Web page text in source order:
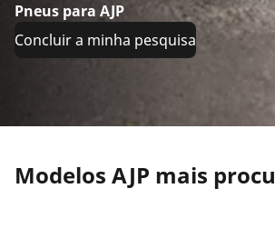
Pneus para AJP
Concluir a minha pesquisa
Modelos AJP mais